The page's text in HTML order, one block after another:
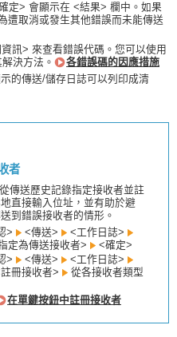
定> 會顯示在 <結果> 欄中。如果
遭取消或發生其他錯誤而未能傳送
訊> 來查看錯誤代碼。您可以使用
決方法。
各錯誤碼的因應措施
的傳送/儲存日誌可以列印成清
者
傳送歷史記錄指定接收者並註
直接輸入位址，並有助於避
到錯誤接收者的情形。
>
<傳送>
<工作日誌>
定為傳送接收者>
<確定>
>
<傳送>
<工作日誌>
冊接收者>
從各接收者類型
在單鍵按鈕中註冊接收者